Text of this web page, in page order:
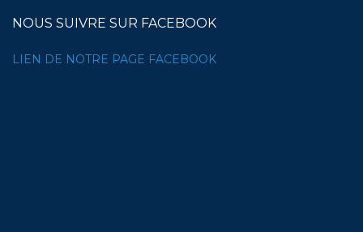
NOUS SUIVRE SUR FACEBOOK
LIEN DE NOTRE PAGE FACEBOOK